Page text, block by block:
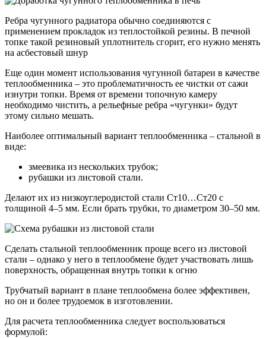
Ребра чугунного радиатора обычно соединяются с
применением прокладок из теплостойкой резины. В печной
топке такой резиновый уплотнитель сгорит, его нужно менять
на асбестовый шнур
Еще один момент использования чугунной батареи в качестве
теплообменника – это проблематичность ее чистки от сажи
изнутри топки. Время от времени топочную камеру
необходимо чистить, а рельефные ребра «чугунки» будут
этому сильно мешать.
Наиболее оптимальный вариант теплообменника – стальной в
виде:
змеевика из нескольких трубок;
рубашки из листовой стали.
Делают их из низкоуглеродистой стали Ст10…Ст20 с
толщиной 4–5 мм. Если брать трубки, то диаметром 30–50 мм.
Сделать стальной теплообменник проще всего из листовой
стали – однако у него в теплообмене будет участвовать лишь
поверхность, обращенная внутрь топки к огню
Трубчатый вариант в плане теплообмена более эффективен,
но он и более трудоемок в изготовлении.
Для расчета теплообменника следует воспользоваться
формулой: